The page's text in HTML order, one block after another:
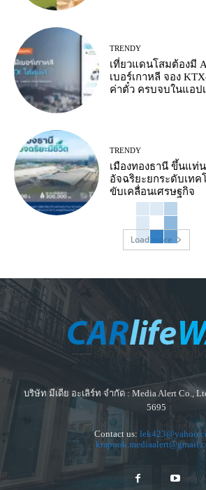
TRENDY
เที่ยวแดนโสมต้องมี
เบอร์เกาหลี จอง
ค่าตั๋ว ครบจบในแอป
TRENDY
เมืองทองธานี ขึ้นแท่น
อัจฉริยะยกระดับเทค
ขับเคลื่อนเศรษฐกิจ
Load more
บริษัท มีเดีย อะเลิร์ท จำกัด : Media Alert Co.,
5695
Contact us: